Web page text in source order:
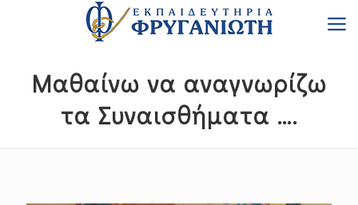
Μαθαίνω να αναγνωρίζω
τα Συναισθήματα ….